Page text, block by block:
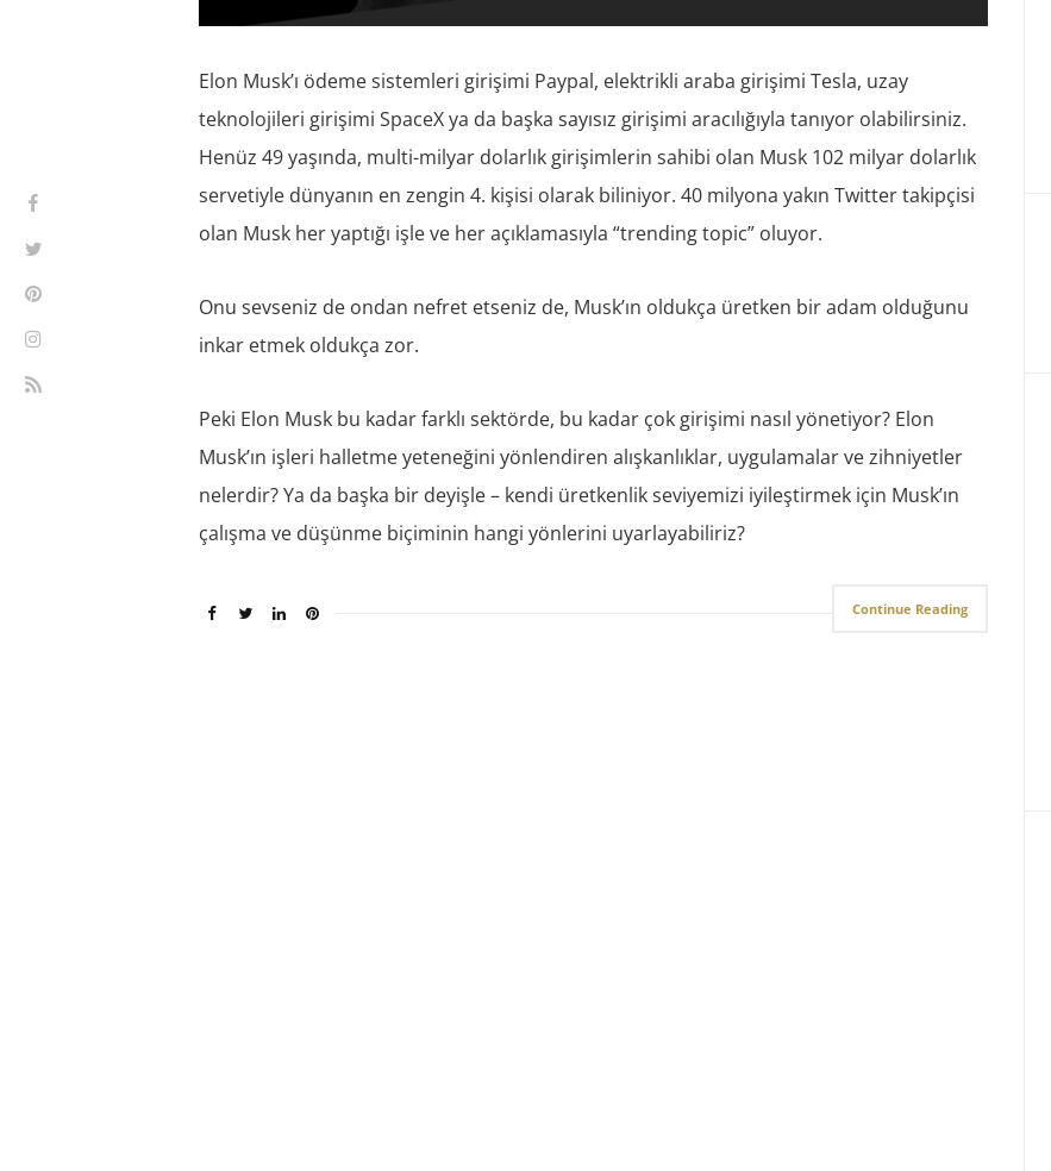
Elon Musk’ı ödeme sistemleri girişimi Paypal, elektrikli araba girişimi Tesla, uzay
teknolojileri girişimi SpaceX ya da başka sayısız girişimi aracılığıyla tanıyor olabilirsiniz.
Henüz 49 yaşında, multi-milyar dolarlık girişimlerin sahibi olan Musk 102 milyar dolarlık
servetiyle dünyanın en zengin 4. kişisi olarak biliniyor. 40 milyona yakın Twitter takipçisi
olan Musk her yaptığı işle ve her açıklamasıyla “trending topic” oluyor.
Onu sevseniz de ondan nefret etseniz de, Musk’ın oldukça üretken bir adam olduğunu
inkar etmek oldukça zor.
Peki Elon Musk bu kadar farklı sektörde, bu kadar çok girişimi nasıl yönetiyor? Elon
Musk’ın işleri halletme yeteneğini yönlendiren alışkanlıklar, uygulamalar ve zihniyetler
nelerdir? Ya da başka bir deyişle – kendi üretkenlik seviyemizi iyileştirmek için Musk’ın
çalışma ve düşünme biçiminin hangi yönlerini uyarlayabiliriz?
Continue Reading